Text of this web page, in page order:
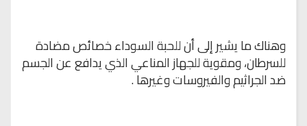
وهناك ما يشير إلى أن للحبة السوداء خصائص مضادة
للسرطان،ومقوية للجهاز المناعي الذي يدافع عن الجسم
ضد الجراثيم والفيروسات وغيرها .